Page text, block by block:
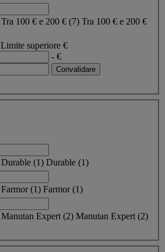
Tra 100 € e 200 € (7) Tra 100 € e 200 €
Limite superiore €
- €
Durable (1) Durable (1)
Farmor(1) Farmor(1)
Manutan Expert (2) Manutan Expert (2)